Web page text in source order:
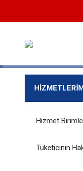
Hizmet
Tüketicinin